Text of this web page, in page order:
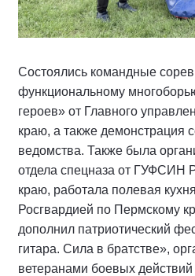
Состоялись командные
функциональному
героев» от Главного
краю, а также демонстрация
ведомства. Также была
отдела спецназа от ГУФСИН
краю, работала полевая
Росгвардией по Пермскому
дополнил патриотический
гитара. Сила в братстве»,
ветеранами боевых